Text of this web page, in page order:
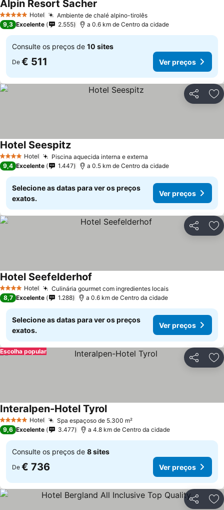
5 Estrelas Hotel Ambiente de chalé alpino-tirolêsVer preços
Alpin Resort Sacher
9,3 Excelente 2.555 a 0.6 km de Centro da cidade
Consulte os preços de 10 sites
De € 511 Ver preços
Partilhar
4 EstrelasHotel Piscina aquecida interna e externa
Hotel SeespitzVer preços
9,4 Excelente 1.447 a 0.5 km de Centro da cidade
Selecione as datas para ver os preços
exatos.
Ver preços
Partilhar
4 EstrelasHotel Culinária gourmet com ingredientes locaisVer preços
Hotel Seefelderhof
8,7 Excelente 1.288 a 0.6 km de Centro da cidade
Selecione as datas para ver os preços
exatos.
Ver preços
Partilhar
Escolha popular
5 Estrelas Hotel Spa espaçoso de 5.300 m²Ver preços
Interalpen-Hotel TyrolVer preços
9,6 Excelente 3.477 a 4.8 km de Centro da cidade
Consulte os preços de 8 sites
De € 736 Ver preços
Partilhar